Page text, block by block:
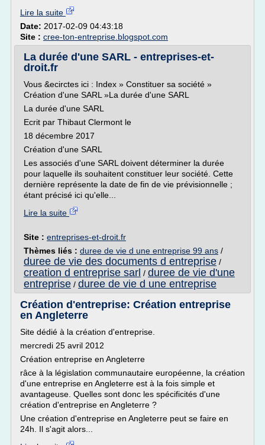
Lire la suite
Date: 2017-02-09 04:43:18
Site : cree-ton-entreprise.blogspot.com
La durée d'une SARL - entreprises-et-
droit.fr
Vous &ecirctes ici : Index » Constituer sa société »
Création d'une SARL »La durée d'une SARL
La durée d'une SARL
Ecrit par Thibaut Clermont le
18 décembre 2017
Création d'une SARL
Les associés d'une SARL doivent déterminer la durée
pour laquelle ils souhaitent constituer leur société. Cette
dernière représente la date de fin de vie prévisionnelle ;
étant précisé ici qu'elle...
Lire la suite
Site : entreprises-et-droit.fr
Thèmes liés : duree de vie d une entreprise 99 ans /
duree de vie des documents d entreprise /
creation d entreprise sarl / duree de vie d'une
entreprise / duree de vie d une entreprise
Création d'entreprise: Création entreprise
en Angleterre
Site dédié à la création d'entreprise.
mercredi 25 avril 2012
Création entreprise en Angleterre
râce à la législation communautaire européenne, la création
d'une entreprise en Angleterre est à la fois simple et
avantageuse. Quelles sont donc les spécificités d'une
création d'entreprise en Angleterre ?
Une création d'entreprise en Angleterre peut se faire en
24h. Il s'agit alors...